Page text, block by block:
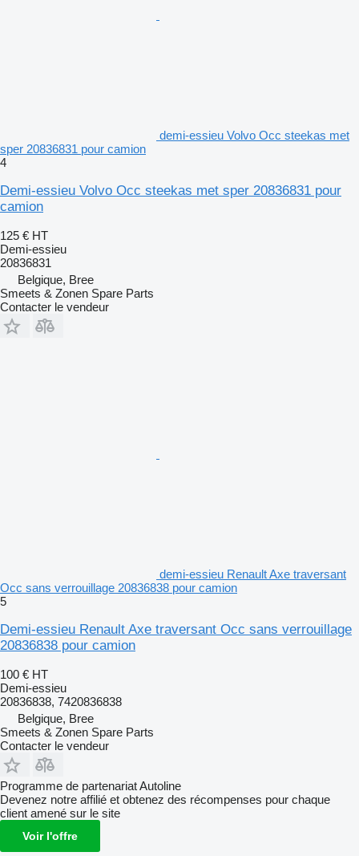
demi-essieu Volvo Occ steekas met
sper 20836831 pour camion
4
Demi-essieu Volvo Occ steekas met sper 20836831 pour
camion
125 € HT
Demi-essieu
20836831
Belgique, Bree
Smeets & Zonen Spare Parts
Contacter le vendeur
demi-essieu Renault Axe traversant
Occ sans verrouillage 20836838 pour camion
5
Demi-essieu Renault Axe traversant Occ sans verrouillage
20836838 pour camion
100 € HT
Demi-essieu
20836838, 7420836838
Belgique, Bree
Smeets & Zonen Spare Parts
Contacter le vendeur
Programme de partenariat Autoline
Devenez notre affilié et obtenez des récompenses pour chaque
client amené sur le site
Voir l'offre